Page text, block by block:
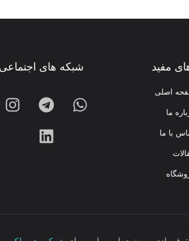
مفید
اصلی
ما
با ما
شبکه های اجتماعی